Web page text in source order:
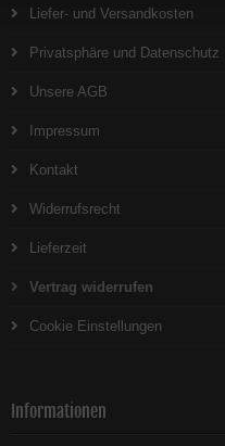
Liefer- und Versandkosten
Privatsphäre und Datenschutz
Unsere AGB
Impressum
Kontakt
Widerrufsrecht
Lieferzeit
Vertrag widerrufen
Cookie Einstellungen
Informationen